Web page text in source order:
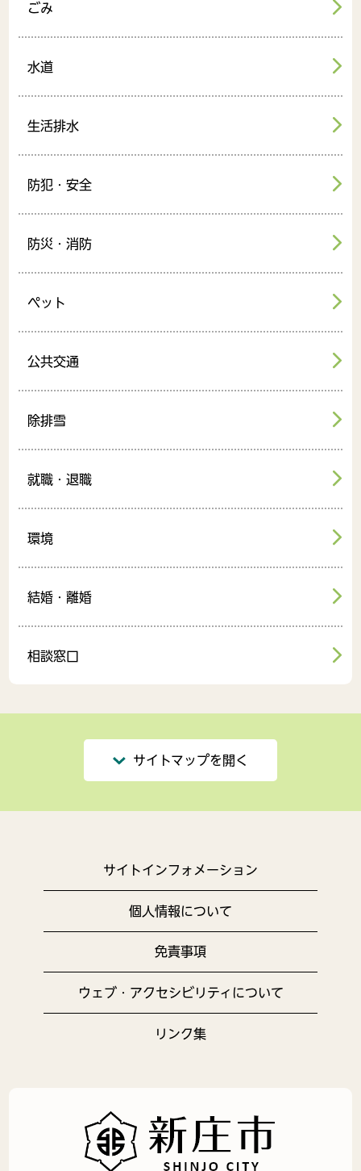
ごみ
水道
生活排水
防犯・安全
防災・消防
ペット
公共交通
除排雪
就職・退職
環境
結婚・離婚
相談窓口
サイトマップを開く
サイトインフォメーション
個人情報について
免責事項
ウェブ・アクセシビリティについて
リンク集